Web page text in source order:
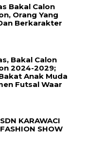
Bakal Calon
Orang Yang
Berkarakter
Bakal Calon
2024-2029;
Anak Muda
Futsal Waar
KARAWACI
SHOW